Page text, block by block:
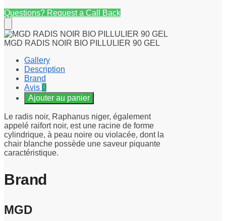
Questions? Request a Call Back
MGD RADIS NOIR BIO PILLULIER 90 GEL
Gallery
Description
Brand
Avis 0
Ajouter au panier
Le radis noir, Raphanus niger, également
appelé raifort noir, est une racine de forme
cylindrique, à peau noire ou violacée, dont la
chair blanche possède une saveur piquante
caractéristique.
Brand
MGD